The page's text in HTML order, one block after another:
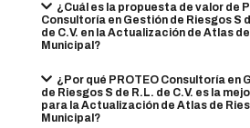
¿Cuál es la propuesta de valor de
Consultoría en Gestión de Riesgos S
de C.V. en la Actualización de Atlas
Municipal?
¿Por qué PROTEO Consultoría en
de Riesgos S de R.L. de C.V. es la
para la Actualización de Atlas de
Municipal?